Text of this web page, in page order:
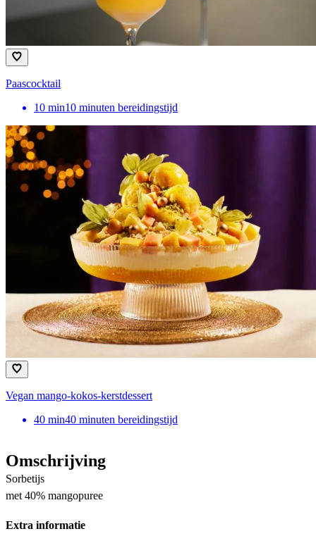
Paascocktail
10 min10 minuten bereidingstijd
Vegan mango-kokos-kerstdessert
40 min40 minuten bereidingstijd
Omschrijving
Sorbetijs
met 40% mangopuree
Extra informatie